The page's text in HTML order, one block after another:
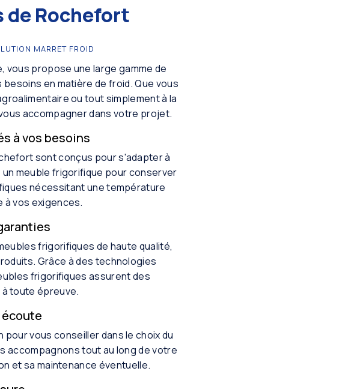
Rochefort
MARRET FROID
propose une large gamme de
en matière de froid. Que vous
ou tout simplement à la
accompagner dans votre projet.
à vos besoins
sont conçus pour s'adapter à
meuble frigorifique pour conserver
nécessitant une température
à vos exigences.
frigorifiques de haute qualité,
Grâce à des technologies
frigorifiques assurent des
toute épreuve.
vous conseiller dans le choix du
accompagnons tout au long de votre
et sa maintenance éventuelle.